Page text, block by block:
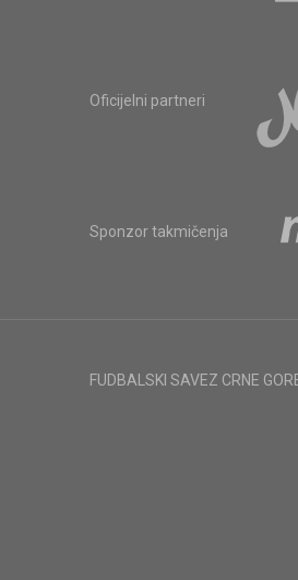
Oficijelni partneri
Sponzor takmičenja
FUDBALSKI SAVEZ CRNE